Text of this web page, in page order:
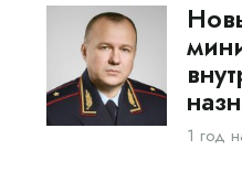
1 год